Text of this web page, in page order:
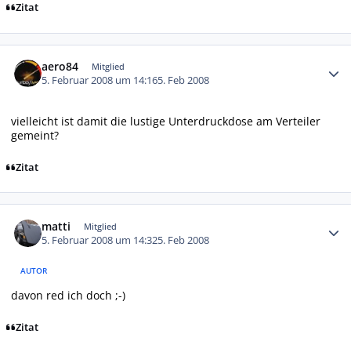
Zitat
aero84 Mitglied
5. Februar 2008 um 14:165. Feb 2008
vielleicht ist damit die lustige Unterdruckdose am Verteiler
gemeint?
Zitat
matti Mitglied
5. Februar 2008 um 14:325. Feb 2008
AUTOR
davon red ich doch ;-)
Zitat